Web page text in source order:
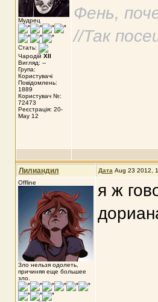
Мудрец
Стать:
Чародій XII
Вигляд: --
Група:
Користувачі
Повідомлень:
1889
Користувач №:
72473
Реєстрація: 20-
May 12
Фень,
//Так
Лилиандил Дата Aug 23 2012,
Offline
Зло нельзя одолеть,
причиняя еще большее
зло.
я ж